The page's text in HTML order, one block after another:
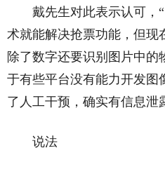
戴先生对此表示认可，“
术就能解决抢票功能，但现
除了数字还要识别图片中的
于有些平台没有能力开发图
了人工干预，确实有信息泄
说法